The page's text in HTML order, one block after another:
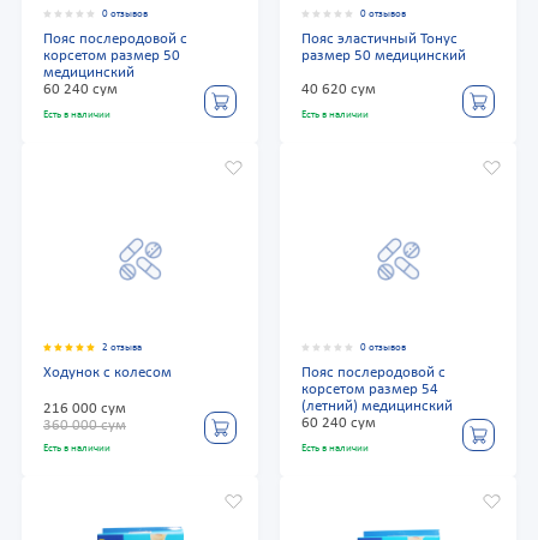
0 отзывов
Пояс послеродовой с
корсетом размер 50
медицинский
60 240 сум
Есть в наличии
0 отзывов
Пояс эластичный Тонус
размер 50 медицинский
40 620 сум
Есть в наличии
2 отзыва
Ходунок с колесом
216 000 сум
360 000 сум
Есть в наличии
0 отзывов
Пояс послеродовой с
корсетом размер 54
(летний) медицинский
60 240 сум
Есть в наличии